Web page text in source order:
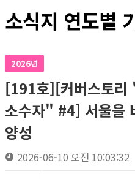
소식지 연도별
2026년
[191호][커버스토리
소수자" #4] 서울을
양성
2026-06-10 오전 10:03:32